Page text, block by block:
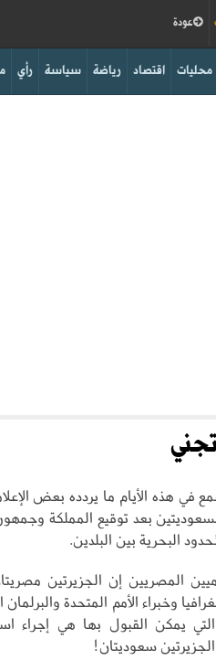
عودة
رأي سياسة رياضة اقتصاد محليات
في هذه الأيام ما يردده بعض
بعد توقيع المملكة
البحرية بين البلدين.
المصريين إن الجزيرتين
وخبراء الأمم المتحدة
التي يمكن القبول بها هي إجراء
سعوديتان!